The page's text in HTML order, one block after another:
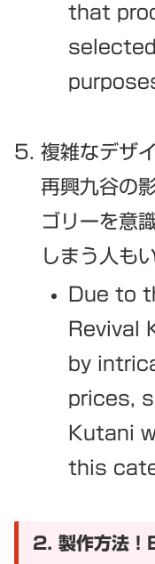
that
複雑なデザ
再興九谷の
ゴリーを意
しまう人も
Due to
Revival
by
prices,
Kutani
this
2. 製作方法